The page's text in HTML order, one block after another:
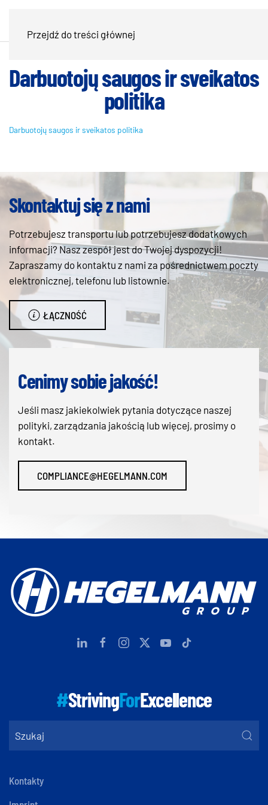
Przejdź do treści głównej
Darbuotojų saugos ir sveikatos
politika
Darbuotojų saugos ir sveikatos politika
Skontaktuj się z nami
Potrzebujesz transportu lub potrzebujesz dodatkowych
informacji? Nasz zespół jest do Twojej dyspozycji!
Zapraszamy do kontaktu z nami za pośrednictwem poczty
elektronicznej, telefonu lub listownie.
ŁĄCZNOŚĆ
Cenimy sobie jakość!
Jeśli masz jakiekolwiek pytania dotyczące naszej
polityki, zarządzania jakością lub więcej, prosimy o
kontakt.
COMPLIANCE@HEGELMANN.COM
#StrivingForExcellence
Kontakty